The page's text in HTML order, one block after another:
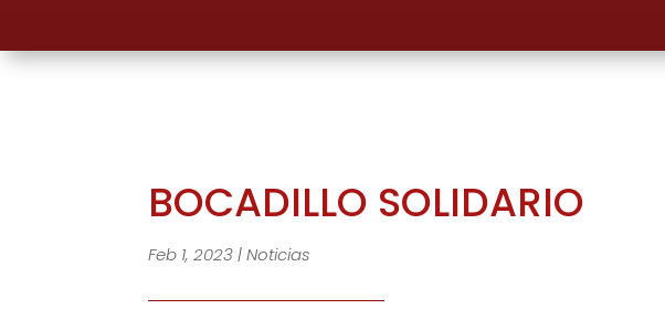
BOCADILLO SOLIDARIO
Feb 1, 2023|Noticias